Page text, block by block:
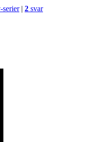
serier | 2 svar